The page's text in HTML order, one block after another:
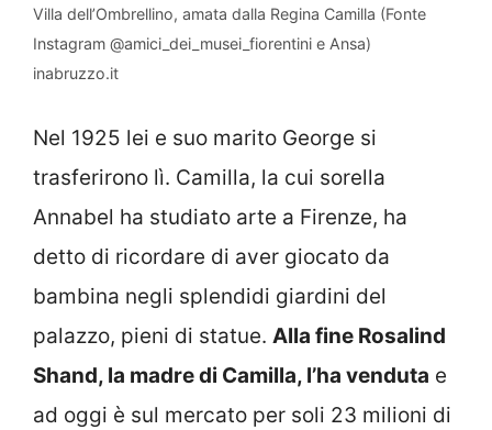
Villa dell’Ombrellino, amata dalla Regina Camilla (Fonte
Instagram @amici_dei_musei_fiorentini e Ansa)
inabruzzo.it
Nel 1925 lei e suo marito George si
trasferirono lì. Camilla, la cui sorella
Annabel ha studiato arte a Firenze, ha
detto di ricordare di aver giocato da
bambina negli splendidi giardini del
palazzo, pieni di statue. Alla fine Rosalind
Shand, la madre di Camilla, l’ha venduta e
ad oggi è sul mercato per soli 23 milioni di